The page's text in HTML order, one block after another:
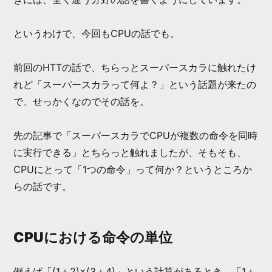
というわけで、今回もCPUの話でも。
前回のHTTの話で、ちらっとスーパースカラに触れたけ
れど「スーパースカラって何よ？」という話題が来たの
で、せっかくなのでその話を。
先の記事で「スーパースカラでCPUが複数の命令を同時
に実行できる」とちらっと触れましたが、そもそも、
CPUにとって「1つの命令」って何か？というところか
らの話です。
CPUにおける命令の単位